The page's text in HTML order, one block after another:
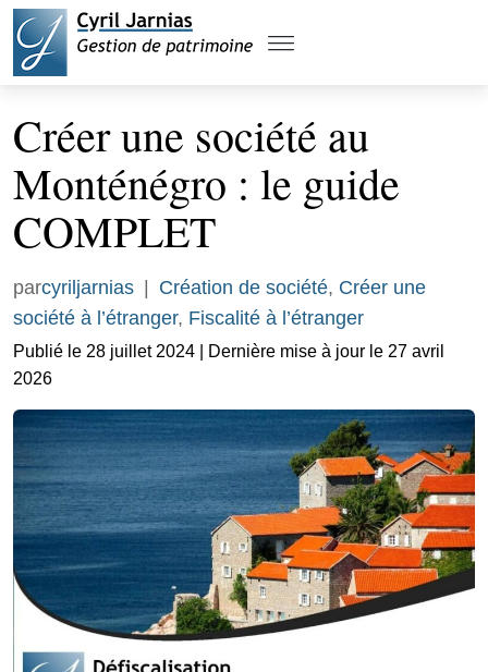
Créer une société au
Monténégro : le guide
COMPLET
parcyriljarnias Création de société, Créer une
société à l’étranger, Fiscalité à l’étranger
Publié le 28 juillet 2024 | Dernière mise à jour le 27 avril
2026